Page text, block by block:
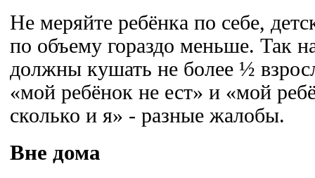
Не меряйте ребёнка по себе,
по объему гораздо меньше. Так
должны кушать не более ½
«мой ребёнок не ест» и «мой
сколько и я» - разные жалобы.
Вне дома